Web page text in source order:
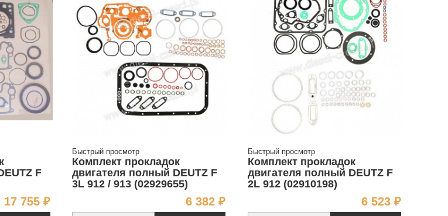
F
17 755 ₽Цена
Быстрый просмотр
Комплект прокладок
двигателя полный DEUTZ F
3L 912 / 913 (02929655)
6 382 ₽Цена
Быстрый просмотр
Комплект прокладок
двигателя полный DEUTZ F
2L 912 (02910198)
6 523 ₽Цена